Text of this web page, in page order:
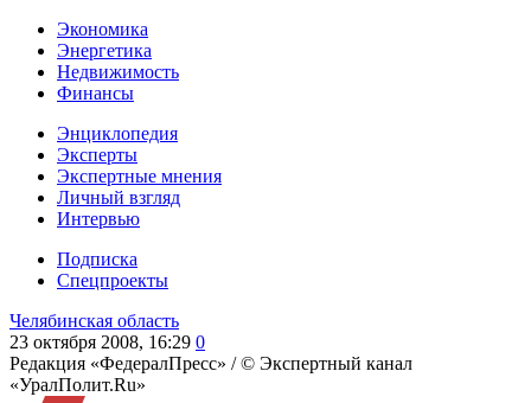
Экономика
Энергетика
Недвижимость
Финансы
Энциклопедия
Эксперты
Экспертные мнения
Личный взгляд
Интервью
Подписка
Спецпроекты
Челябинская область
23 октября 2008, 16:29 0
Редакция «ФедералПресс» /© Экспертный канал
«УралПолит.Ru»